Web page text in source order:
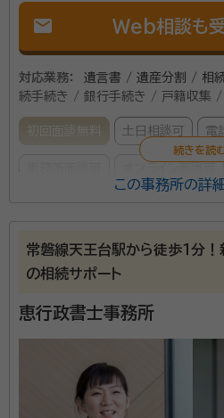
mail Web相談も
対応業務：
遺言書 / 遺産分割 / 相
続手続き / 銀行手続き / 戸籍収集 /
初回面談無料 土日相談可 電
中家 好洋（なかいえ よしひろ）
事務所口コミ（抜粋）：
account_circle 満足度 4.0 ご利用時期：
北総線沿線側には事務所が設
が少ない現状です。そのため、
この事務所の詳
常磐線天王台駅から徒歩１分
の相続サポート
恵行政書士事務所